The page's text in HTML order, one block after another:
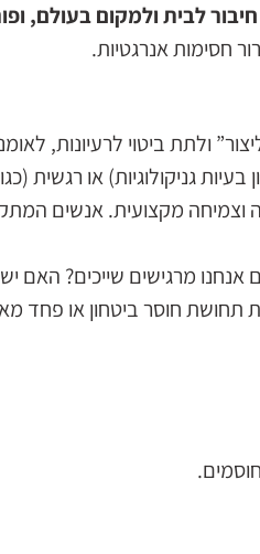
חיבור לבית ולמקום בעולם,
חסימות אנרגטיות.
ולתת ביטוי לרעיונות,
גניקולוגיות) או רגשית
וצמיחה מקצועית. אנשים
מרגישים שייכים? האם
תחושת חוסר ביטחון או פחד